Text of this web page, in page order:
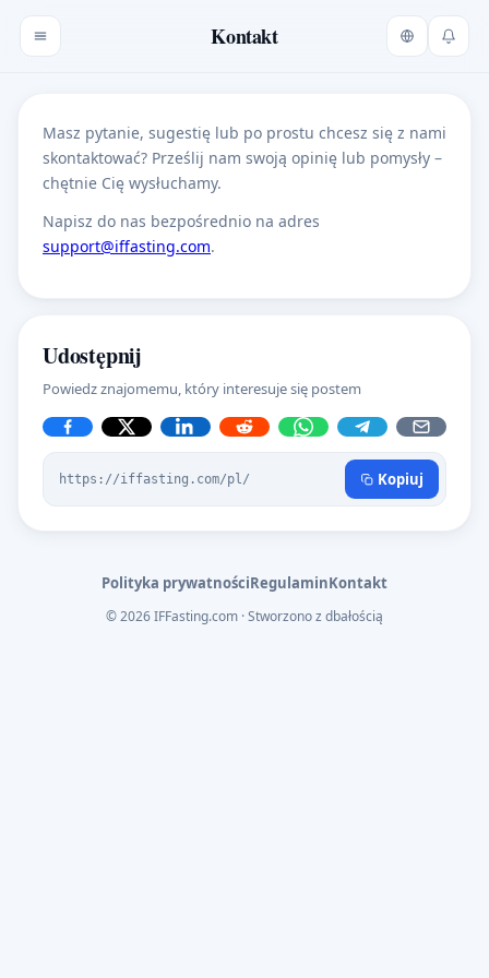
Kontakt
Masz pytanie, sugestię lub po prostu chcesz się z nami
skontaktować? Prześlij nam swoją opinię lub pomysły –
chętnie Cię wysłuchamy.
Napisz do nas bezpośrednio na adres
support@iffasting.com.
Udostępnij
Powiedz znajomemu, który interesuje się postem
https://iffasting.com/pl/ Kopiuj
Polityka prywatnościRegulaminKontakt
© 2026 IFFasting.com · Stworzono z dbałością